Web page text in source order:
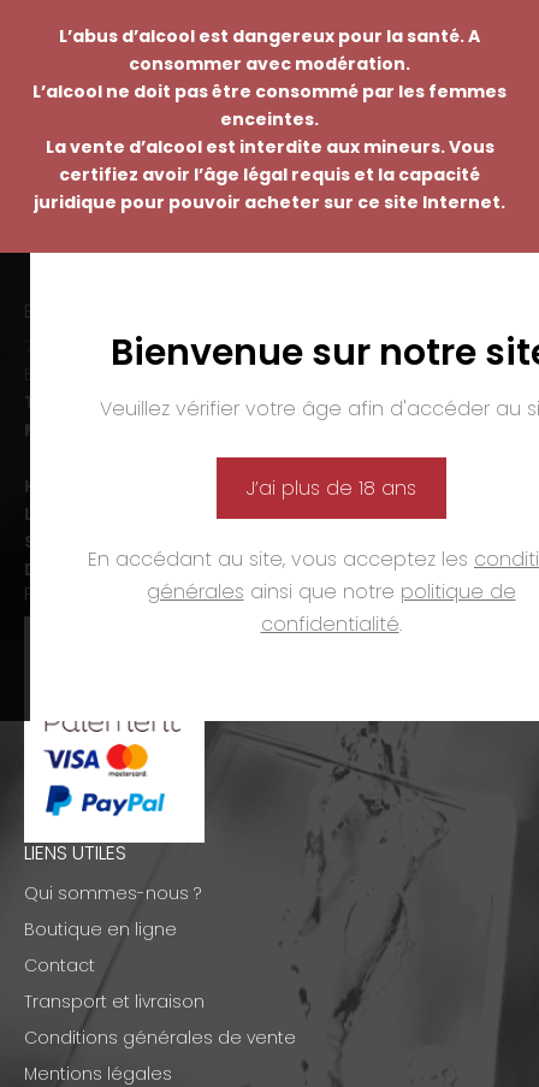
L’abus d’alcool est dangereux pour la santé. A
consommer avec modération.
L’alcool ne doit pas être consommé par les femmes
enceintes.
La vente d’alcool est interdite aux mineurs. Vous
certifiez avoir l’âge légal requis et la capacité
juridique pour pouvoir acheter sur ce site Internet.
Bienvenue sur notre
Veuillez vérifier votre âge afin d'accéder au
J’ai plus de 18 ans
En accédant au site, vous acceptez les
générales ainsi que notre politique de
confidentialité.
EMMANUEL NASTI
7 avenue Pierre Pflimlin – ZAC Espale
Tél. :
03 89 46 50 35
Mail :
Horaires d’ouverture :
Lun-ven. :
09h00-12h00 et 14h00-19h00
Sam. :
Dim. et jours fériés :fermé
PAIEMENTS
LIENS UTILES
Qui sommes-nous ?
Boutique en ligne
Contact
Transport et livraison
Conditions générales de vente
Mentions légales